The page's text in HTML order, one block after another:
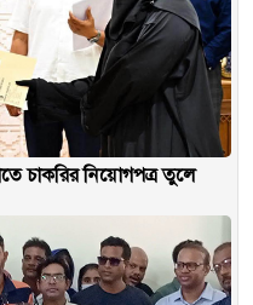
চাকরির নিয়োগপত্র তুলে